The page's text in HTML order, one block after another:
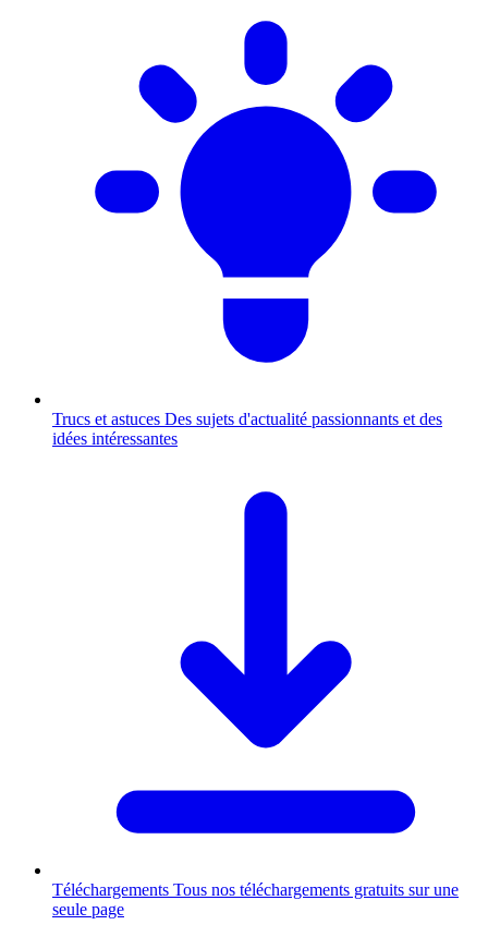
Trucs et astuces Des sujets d'actualité passionnants et des
idées intéressantes
Téléchargements Tous nos téléchargements gratuits sur une
seule page